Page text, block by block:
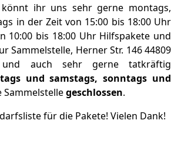
könnt ihr uns sehr gerne montags,
in der Zeit von 15:00 bis 18:00 Uhr
10:00 bis 18:00 Uhr Hilfspakete und
Sammelstelle, Herner Str. 146 44809
und auch sehr gerne tatkräftig
und samstags, sonntags und
Sammelstellegeschlossen.
für die Pakete! Vielen Dank!